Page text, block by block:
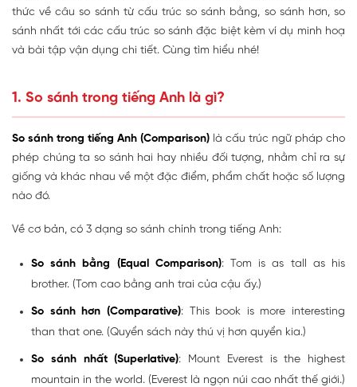
thức về câu so sánh từ cấu trúc so sánh bằng, so sánh hơn, so
sánh nhất tới các cấu trúc so sánh đặc biệt kèm ví dụ minh hoạ
và bài tập vận dụng chi tiết. Cùng tìm hiểu nhé!
1. So sánh trong tiếng Anh là gì?
So sánh trong tiếng Anh (Comparison) là cấu trúc ngữ pháp cho
phép chúng ta so sánh hai hay nhiều đối tượng, nhằm chỉ ra sự
giống và khác nhau về một đặc điểm, phẩm chất hoặc số lượng
nào đó.
Về cơ bản, có 3 dạng so sánh chính trong tiếng Anh:
So sánh bằng (Equal Comparison): Tom is as tall as his
brother. (Tom cao bằng anh trai của cậu ấy.)
So sánh hơn (Comparative): This book is more interesting
than that one. (Quyển sách này thú vị hơn quyển kia.)
So sánh nhất (Superlative): Mount Everest is the highest
mountain in the world. (Everest là ngọn núi cao nhất thế giới.)